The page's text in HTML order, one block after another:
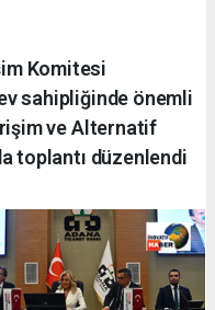
Komitesi
ev sahipliğinde önemli
ve Alternatif
toplantı düzenlendi